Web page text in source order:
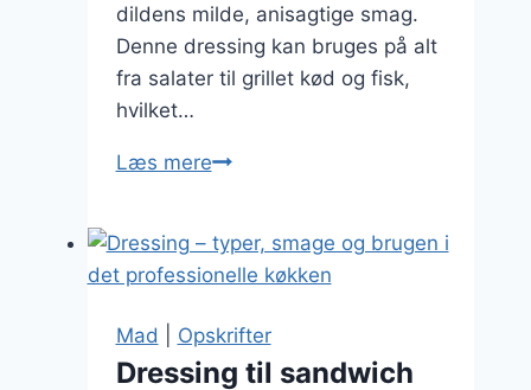
dildens milde, anisagtige smag.
Denne dressing kan bruges på alt
fra salater til grillet kød og fisk,
hvilket…
Læs mereDressing
og
dild
Mad
Opskrifter
Dressing til sandwich